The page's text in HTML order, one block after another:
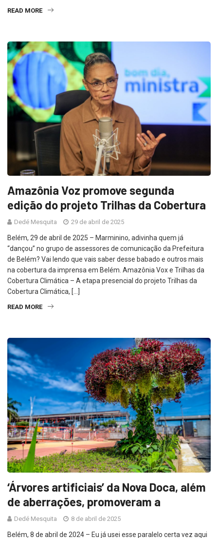
READ MORE
Amazônia Voz promove segunda
edição do projeto Trilhas da Cobertura
Dedé Mesquita 29 de abril de 2025
Belém, 29 de abril de 2025 – Marminino, adivinha quem já
“dançou” no grupo de assessores de comunicação da Prefeitura
de Belém? Vai lendo que vais saber desse babado e outros mais
na cobertura da imprensa em Belém. Amazônia Vox e Trilhas da
Cobertura Climática – A etapa presencial do projeto Trilhas da
Cobertura Climática, […]
READ MORE
‘Árvores artificiais’ da Nova Doca, além
de aberrações, promoveram a
Dedé Mesquita 8 de abril de 2025
Belém, 8 de abril de 2024 – Eu já usei esse paralelo certa vez aqui